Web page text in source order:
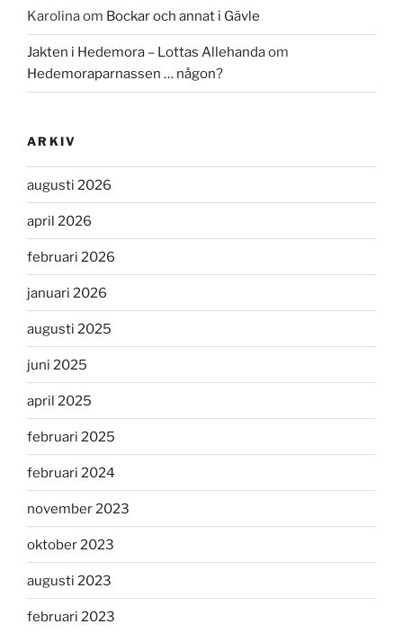
Karolinaom Bockar och annat i Gävle
Jakten i Hedemora – Lottas Allehandaom
Hedemoraparnassen … någon?
ARKIV
augusti 2026
april 2026
februari 2026
januari 2026
augusti 2025
juni 2025
april 2025
februari 2025
februari 2024
november 2023
oktober 2023
augusti 2023
februari 2023